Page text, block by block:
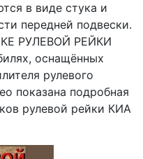
в виде стука и
передней подвески.
РУЛЕВОЙ РЕЙКИ
оснащённых
рулевого
показана подробная
рулевой рейки КИА